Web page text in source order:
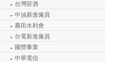
台灣菸酒
中油新進僱員
農田水利會
台電新進僱員
國營事業
中華電信